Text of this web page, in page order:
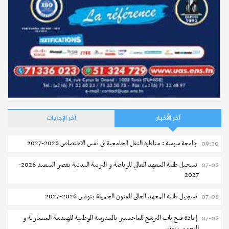
بلاغ خاص بمطالب المنحة الجامعية لطلبة الدكتوراه
بلاغ مشترك لدواين الخدمات الجامعية
ماهي الوثائق المطلوبة للحصول على منحة جامعية بالنسبة للطلبة
الأجانب ؟
آخر الأخبار آخر الإجابات
09:20 جامعة سوسة : مناظرة النقل الجامعية في نفس الاختصاص 2026-2027
07-08
تسجيل طلبة المعهد العالي للرياضة و التربية البدنية بقصر السعيد 2026-
2027
07-08 تسجيل طلبة المعهد العالى للفنون الجميلة بتونس 2026-2027
07-08 إعادة فتح باب الترشح للماجستير بالمدرسة الوطنية للهندسة المعمارية و